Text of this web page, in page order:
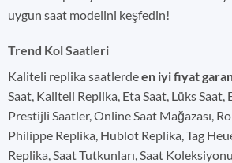
uygun saat modelini keşfedin!
Trend Kol Saatleri
Kaliteli replika saatlerdeen iyi fiyat
Saat, Kaliteli Replika, Eta Saat, Lüks
Prestijli Saatler, Online Saat Mağazası,
Philippe Replika, Hublot Replika, Tag
Replika, Saat Tutkunları, Saat